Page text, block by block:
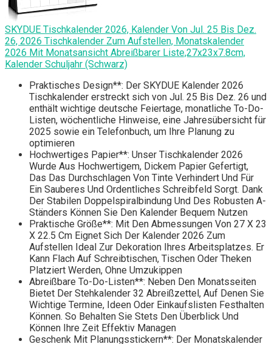
SKYDUE Tischkalender 2026, Kalender Von Jul. 25 Bis Dez.
26, 2026 Tischkalender Zum Aufstellen, Monatskalender
2026 Mit Monatsansicht Abreißbarer Liste,27x23x7.8cm,
Kalender Schuljahr (Schwarz)
Praktisches Design**: Der SKYDUE Kalender 2026
Tischkalender erstreckt sich von Jul. 25 Bis Dez. 26 und
enthält wichtige deutsche Feiertage, monatliche To-Do-
Listen, wöchentliche Hinweise, eine Jahresübersicht für
2025 sowie ein Telefonbuch, um Ihre Planung zu
optimieren
Hochwertiges Papier**: Unser Tischkalender 2026
Wurde Aus Hochwertigem, Dickem Papier Gefertigt,
Das Das Durchschlagen Von Tinte Verhindert Und Für
Ein Sauberes Und Ordentliches Schreibfeld Sorgt. Dank
Der Stabilen Doppelspiralbindung Und Des Robusten A-
Ständers Können Sie Den Kalender Bequem Nutzen
Praktische Größe**: Mit Den Abmessungen Von 27 X 23
X 22.5 Cm Eignet Sich Der Kalender 2026 Zum
Aufstellen Ideal Zur Dekoration Ihres Arbeitsplatzes. Er
Kann Flach Auf Schreibtischen, Tischen Oder Theken
Platziert Werden, Ohne Umzukippen
Abreißbare To-Do-Listen**: Neben Den Monatsseiten
Bietet Der Stehkalender 32 Abreißzettel, Auf Denen Sie
Wichtige Termine, Ideen Oder Einkaufslisten Festhalten
Können. So Behalten Sie Stets Den Überblick Und
Können Ihre Zeit Effektiv Managen
Geschenk Mit Planungsstickern**: Der Monatskalender